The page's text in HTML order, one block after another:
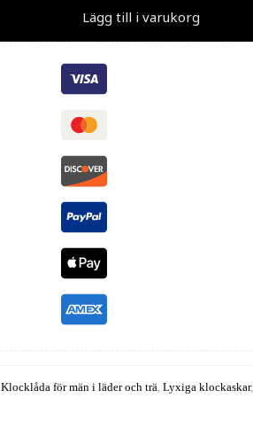
Lägg till i varukorg
Klocklåda för män i läder och trä Lyxiga klockaskar,